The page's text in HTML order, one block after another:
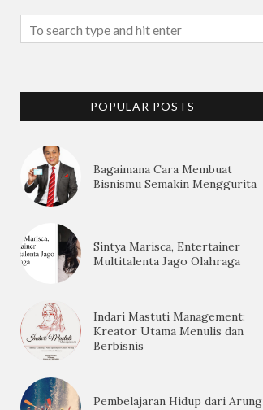
POPULAR POSTS
Bagaimana Cara Membuat
Bisnismu Semakin Menggurita
Sintya Marisca, Entertainer
Multitalenta Jago Olahraga
Indari Mastuti Management:
Kreator Utama Menulis dan
Berbisnis
Pembelajaran Hidup dari Arung